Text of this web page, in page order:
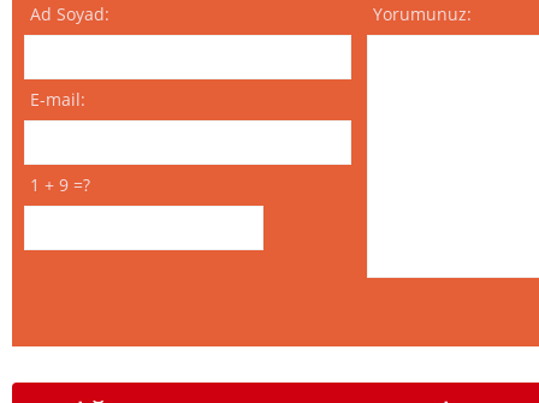
Ad Soyad:
E-mail:
1 + 9 =?
Yorumunuz: